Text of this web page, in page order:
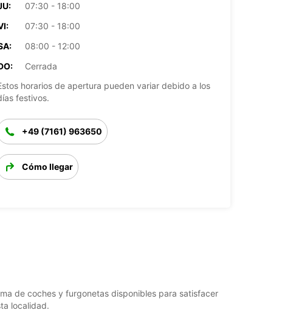
07:30 - 18:00
07:30 - 18:00
08:00 - 12:00
Cerrada
horarios de apertura pueden variar debido a los
festivos.
+49 (7161) 963650
Cómo llegar
de coches y furgonetas disponibles para satisfacer
localidad.